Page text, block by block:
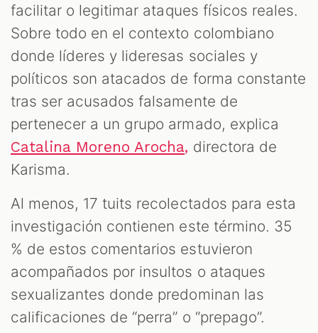
facilitar o legitimar ataques físicos reales.
Sobre todo en el contexto colombiano
donde líderes y lideresas sociales y
políticos son atacados de forma constante
tras ser acusados falsamente de
pertenecer a un grupo armado, explica
Catalina Moreno Arocha, directora de
Karisma.
Al menos, 17 tuits recolectados para esta
investigación contienen este término. 35
% de estos comentarios estuvieron
acompañados por insultos o ataques
sexualizantes donde predominan las
calificaciones de “perra” o “prepago”.